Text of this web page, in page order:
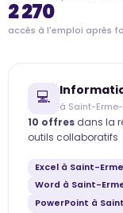
2 270
accès à l'emploi après
💻 à Saint-
10 offres dans la
outils collaboratifs
Excel à Saint-
Word à Saint-
PowerPoint à